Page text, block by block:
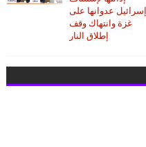
إسرائيل عدوانها على
غزة وانتهاك وقف
إطلاق النار